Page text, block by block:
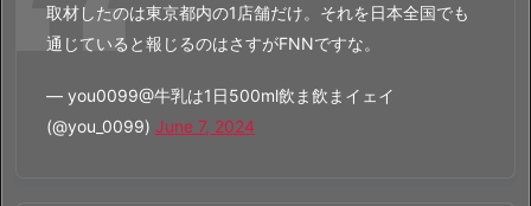
取材したのは東京都内の1店舗だけ。それを日本全国でも
通じていると報じるのはさすがFNNですな。
— you0099@牛乳は1日500ml飲ま飲まイェイ
(@you_0099) June 7, 2024